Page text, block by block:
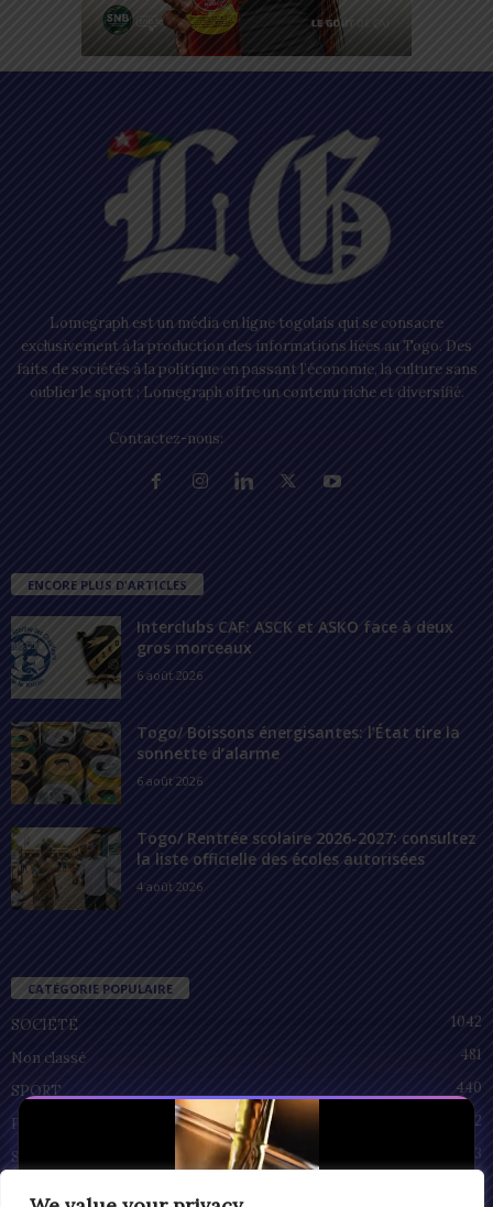
Lomegraph est un média en ligne togolais qui se consacre
exclusivement à la production des informations liées au Togo. Des
faits de sociétés à la politique en passant l’économie, la culture sans
oublier le sport ; Lomegraph offre un contenu riche et diversifié.
Contactez-nous:
ENCORE PLUS D'ARTICLES
Interclubs CAF: ASCK et ASKO face à deux
gros morceaux
6 août 2026
Togo/ Boissons énergisantes: l’État tire la
sonnette d’alarme
6 août 2026
Togo/ Rentrée scolaire 2026-2027: consultez
la liste officielle des écoles autorisées
4 août 2026
CATÉGORIE POPULAIRE
SOCIÉTÉ
1042
Non classé
481
SPORT
440
POLITIQUE
212
SANTÉ
93